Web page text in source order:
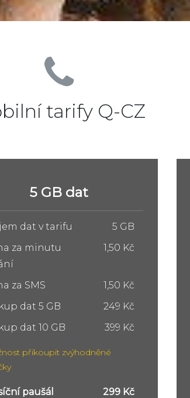
tarify Q-CZ
10 GB dat
dat v tarifu
10 GB
za minutu
1,50 Kč
za SMS
1,50 Kč
dat 5 GB
249 Kč
dat 10 GB
399 Kč
přikoupit zvýhodněné
paušál 449 Kč